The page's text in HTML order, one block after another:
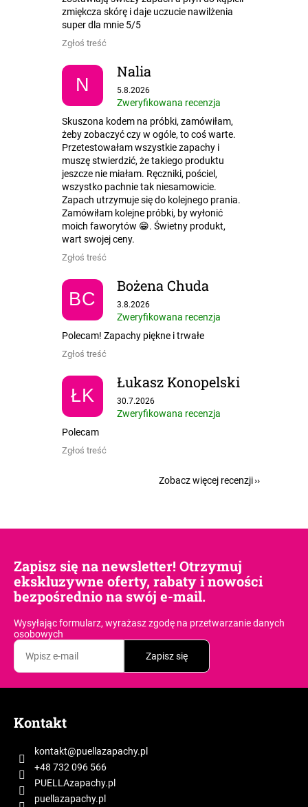
zmiękcza skórę i daje uczucie nawilżenia
super dla mnie 5/5
Zgłoś treść
N
Nalia
Ocena sklepu to 5 na 5 gwiazdek.
5.8.2026
Zweryfikowana recenzja
Skuszona kodem na próbki, zamówiłam,
żeby zobaczyć czy w ogóle, to coś warte.
Przetestowałam wszystkie zapachy i
muszę stwierdzić, że takiego produktu
jeszcze nie miałam. Ręczniki, pościel,
wszystko pachnie tak niesamowicie.
Zapach utrzymuje się do kolejnego prania.
Zamówiłam kolejne próbki, by wyłonić
moich faworytów 😁. Świetny produkt,
wart swojej ceny.
Zgłoś treść
BC
Bożena Chuda
Ocena sklepu to 5 na 5 gwiazdek.
3.8.2026
Zweryfikowana recenzja
Polecam! Zapachy piękne i trwałe
Zgłoś treść
ŁK
Łukasz Konopelski
Ocena sklepu to 5 na 5 gwiazdek.
30.7.2026
Zweryfikowana recenzja
Polecam
Zgłoś treść
Zobacz więcej recenzji
Zapisz się na newsletter! Otrzymuj
ekskluzywne oferty, rabaty i nowości
bezpośrednio na swój e-mail.
Wysyłając formularz, wyrażasz zgodę na przetwarzanie danych
osobowych
Zapisz się
Kontakt
kontakt@puellazapachy.pl
+48 732 096 566
PUELLAzapachy.pl
puellazapachy.pl